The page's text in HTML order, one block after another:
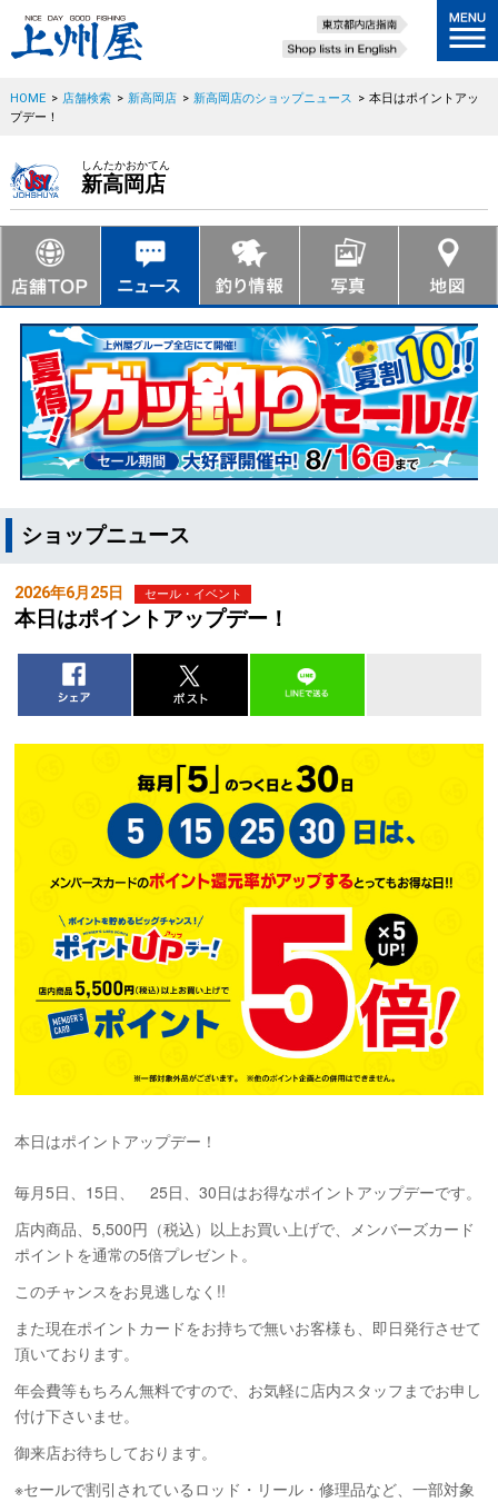
HOME > 店舗検索 > 新高岡店 > 新高岡店のショップニュース > 本日はポイントアッ
プデー！
しんたかおかてん
新高岡店
ショップニュース
2026年6月25日 セール・イベント
本日はポイントアップデー！
本日はポイントアップデー！
毎月5日、15日、 25日、30日はお得なポイントアップデーです。
店内商品、5,500円（税込）以上お買い上げで、メンバーズカード
ポイントを通常の5倍プレゼント。
このチャンスをお見逃しなく!!
また現在ポイントカードをお持ちで無いお客様も、即日発行させて
頂いております。
年会費等もちろん無料ですので、お気軽に店内スタッフまでお申し
付け下さいませ。
御来店お待ちしております。
※セールで割引されているロッド・リール・修理品など、一部対象